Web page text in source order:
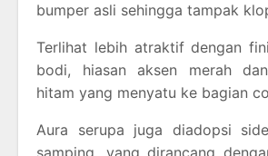
bumper asli sehingga tampak
Terlihat lebih atraktif dengan
bodi, hiasan aksen merah
hitam yang menyatu ke bagian
Aura serupa juga diadopsi